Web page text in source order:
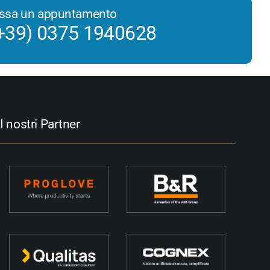
un appuntamento
0375 1940628
I nostri Partner